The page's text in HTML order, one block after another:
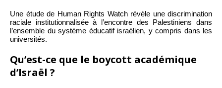
Une étude de Human Rights Watch révèle une discrimination
raciale institutionnalisée à l’encontre des Palestiniens dans
l’ensemble du système éducatif israélien, y compris dans les
universités.
Qu’est-ce que le boycott académique
d’Israël ?